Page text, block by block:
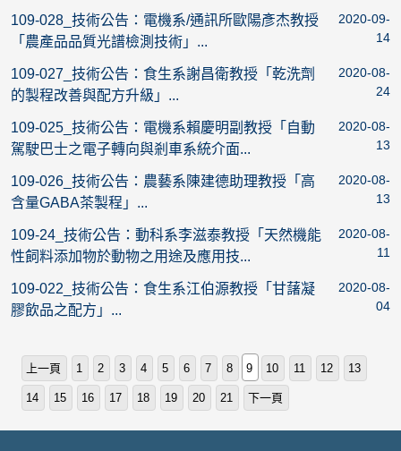
109-028_技術公告：電機系/通訊所歐陽彥杰教授
「農產品品質光譜檢測技術」...
2020-09-
14
109-027_技術公告：食生系謝昌衛教授「乾洗劑
的製程改善與配方升級」...
2020-08-
24
109-025_技術公告：電機系賴慶明副教授「自動
駕駛巴士之電子轉向與剎車系統介面...
2020-08-
13
109-026_技術公告：農藝系陳建德助理教授「高
含量GABA茶製程」...
2020-08-
13
109-24_技術公告：動科系李滋泰教授「天然機能
性飼料添加物於動物之用途及應用技...
2020-08-
11
109-022_技術公告：食生系江伯源教授「甘藷凝
膠飲品之配方」...
2020-08-
04
上一頁 1 2 3 4 5 6 7 8 9 10 11 12 13
14 15 16 17 18 19 20 21 下一頁